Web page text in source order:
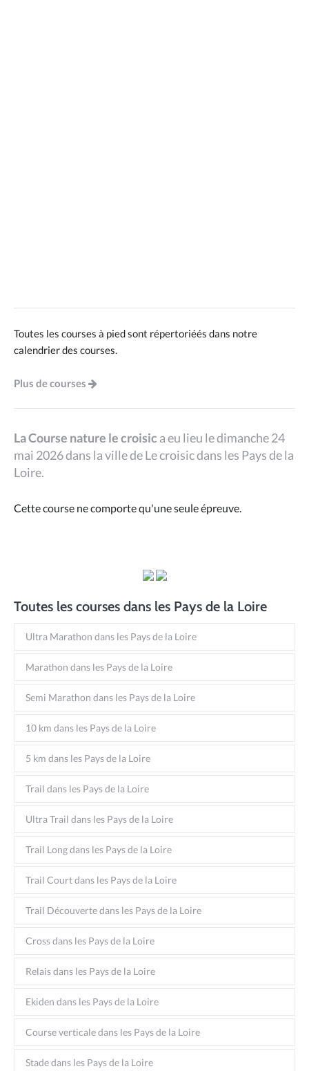
Toutes les courses à pied sont répertoriéés dans notre
calendrier des courses.
Plus de courses
La Course nature le croisic a eu lieu le dimanche 24
mai 2026 dans la ville de Le croisic dans les Pays de la
Loire.
Cette course ne comporte qu'une seule épreuve.
Toutes les courses dans les Pays de la Loire
Ultra Marathon dans les Pays de la Loire
Marathon dans les Pays de la Loire
Semi Marathon dans les Pays de la Loire
10 km dans les Pays de la Loire
5 km dans les Pays de la Loire
Trail dans les Pays de la Loire
Ultra Trail dans les Pays de la Loire
Trail Long dans les Pays de la Loire
Trail Court dans les Pays de la Loire
Trail Découverte dans les Pays de la Loire
Cross dans les Pays de la Loire
Relais dans les Pays de la Loire
Ekiden dans les Pays de la Loire
Course verticale dans les Pays de la Loire
Stade dans les Pays de la Loire